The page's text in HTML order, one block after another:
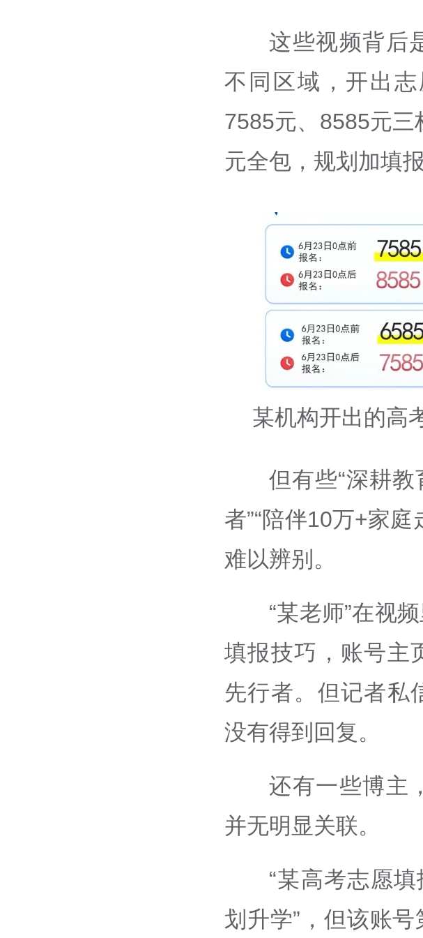
这些视频背后
不同区域，开出
7585元、 8585元三
元全包，规划加填报
某机构开出的高
但有些“深耕教
者”“陪伴10万+家庭
难以辨别。
“某老师”在视
填报技巧，账号主
先行者。但记者私
没有得到回复。
还有一些博主
并无明显关联。
“某高考志愿
划升学” ，但该账